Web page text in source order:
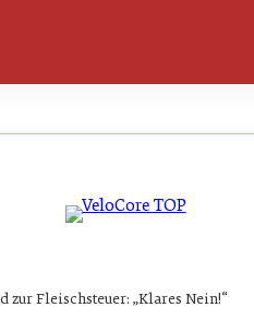
zur Fleischsteuer: „Klares Nein!“